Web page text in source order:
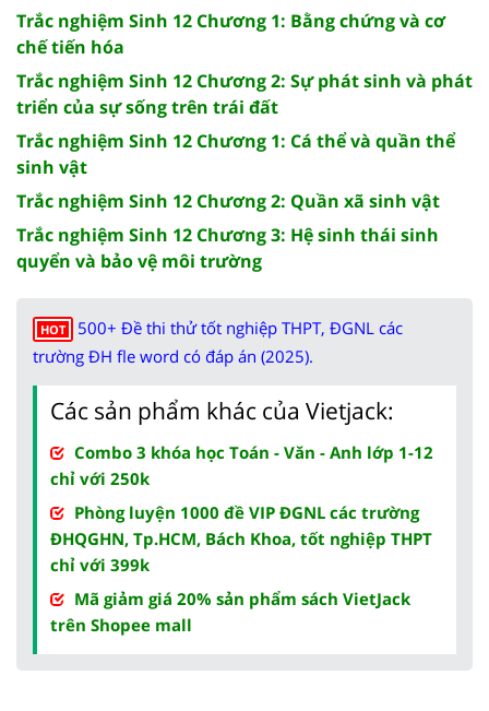
Trắc nghiệm Sinh 12 Chương 1: Bằng chứng và cơ
chế tiến hóa
Trắc nghiệm Sinh 12 Chương 2: Sự phát sinh và phát
triển của sự sống trên trái đất
Trắc nghiệm Sinh 12 Chương 1: Cá thể và quần thể
sinh vật
Trắc nghiệm Sinh 12 Chương 2: Quần xã sinh vật
Trắc nghiệm Sinh 12 Chương 3: Hệ sinh thái sinh
quyển và bảo vệ môi trường
HOT
500+ Đề thi thử tốt nghiệp THPT, ĐGNL các
trường ĐH fle word có đáp án (2025).
Các sản phẩm khác của Vietjack:
Combo 3 khóa học Toán - Văn - Anh lớp 1-12
chỉ với 250k
Phòng luyện 1000 đề VIP ĐGNL các trường
ĐHQGHN, Tp.HCM, Bách Khoa, tốt nghiệp THPT
chỉ với 399k
Mã giảm giá 20% sản phẩm sách VietJack
trên Shopee mall